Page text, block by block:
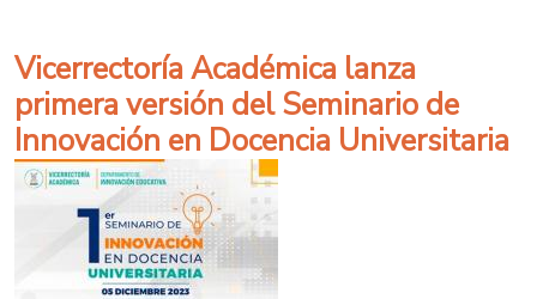
Vicerrectoría Académica lanza
primera versión del Seminario de
Innovación en Docencia Universitaria